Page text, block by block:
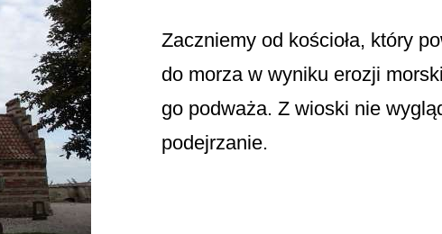
Zaczniemy od kościoła, który
do morza w wyniku erozji
go podważa. Z wioski nie
podejrzanie.